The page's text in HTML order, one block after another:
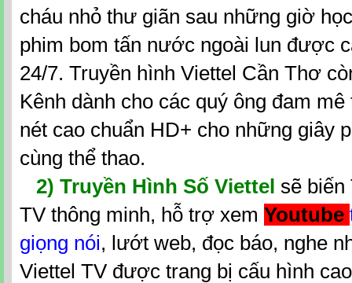
cháu nhỏ thư giãn sau những giờ
phim bom tấn nước ngoài lun được
24/7. Truyền hình Viettel Cần Thơ
Kênh dành cho các quý ông đam
nét cao chuẩn HD+ cho những giây
cùng thể thao.
2) Truyền Hình Số Viettel sẽ biến
TV thông minh, hỗ trợ xem Youtube
giọng nói, lướt web, đọc báo, nghe
Viettel TV được trang bị cấu hình